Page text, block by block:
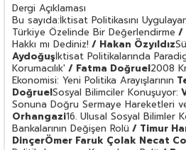
Dergi Açıklaması
Bu sayıda:İktisat Politikasını
Türkiye Özelinde Bir Değerlendirme /
Hakkı mı Dediniz! / Hakan Özyıldız
Aydoğuşİktisat Politikalarında
Korumacılık' / Fatma Doğruel2008
Ekonomisi: Yeni Politika Arayışlarının
DoğruelSosyal Bilimciler Konuşuyor:
Sonuna Doğru Sermaye Hareketleri ve
Orhangazi16. Ulusal Sosyal Bilimler
Bankalarının Değişen Rolü / Timur
DinçerÖmer Faruk Çolak Necat